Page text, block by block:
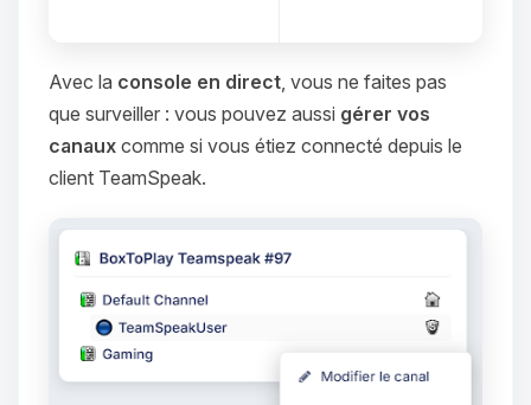
Avec la console en direct , vous ne faites pas
que surveiller : vous pouvez aussi gérer vos
canaux comme si vous étiez connecté depuis le
client TeamSpeak.
parler ! Moi c’est Choupy, ton petit
assistant BoxToPlay. Dis-moi ce dont
tu as besoin et je vais remuer mes
petits circuits pour t’aider.
06/08/2026 à 23:28